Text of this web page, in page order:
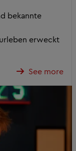
bekannte
erweckt
See more